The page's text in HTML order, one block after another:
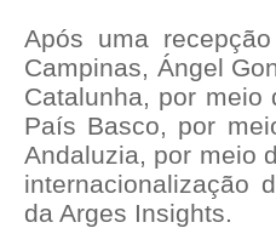
Após uma
Campinas, Ángel
Catalunha, por meio
País Basco, por
Andaluzia, por meio
internacionalização
da Arges Insights.